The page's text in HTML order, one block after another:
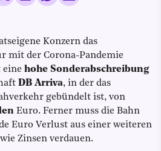
Konzern das
mit der Corona-Pandemie
hohe Sonderabschreibung
DB Arriva, in der das
gebündelt ist, von
Euro. Ferner muss die Bahn
Euro Verlust aus einer weiteren
Zinsen verdauen.